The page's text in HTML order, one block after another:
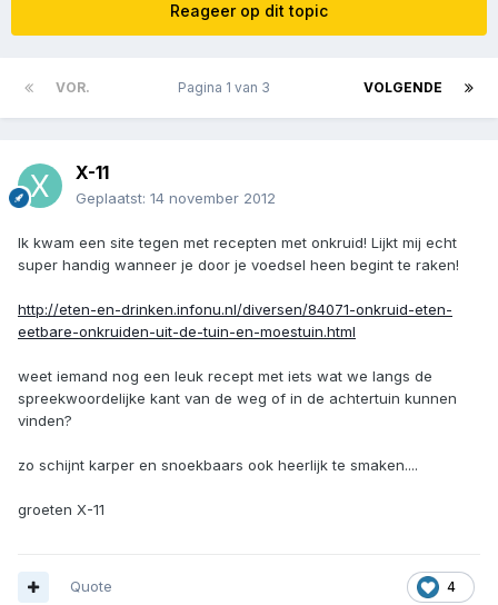
Reageer op dit topic
VOR. VOLGENDE
Pagina 1 van 3
X-11
Geplaatst: 14 november 2012
Ik kwam een site tegen met recepten met onkruid! Lijkt mij echt
super handig wanneer je door je voedsel heen begint te raken!
http://eten-en-drinken.infonu.nl/diversen/84071-onkruid-eten-
eetbare-onkruiden-uit-de-tuin-en-moestuin.html
weet iemand nog een leuk recept met iets wat we langs de
spreekwoordelijke kant van de weg of in de achtertuin kunnen
vinden?
zo schijnt karper en snoekbaars ook heerlijk te smaken....
groeten X-11
4
Quote